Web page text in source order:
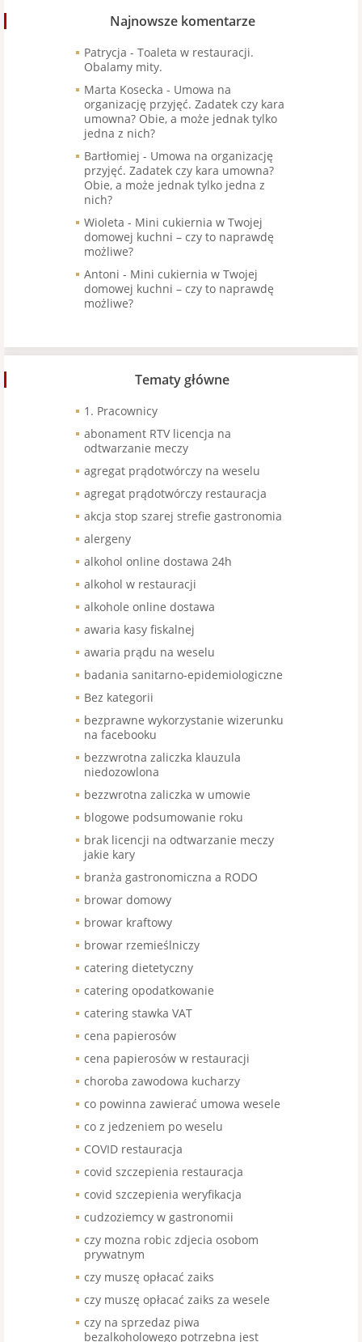
Najnowsze komentarze
Patrycja - Toaleta w restauracji.
Obalamy mity.
Marta Kosecka - Umowa na
organizację przyjęć. Zadatek czy kara
umowna? Obie, a może jednak tylko
jedna z nich?
Bartłomiej - Umowa na organizację
przyjęć. Zadatek czy kara umowna?
Obie, a może jednak tylko jedna z
nich?
Wioleta - Mini cukiernia w Twojej
domowej kuchni – czy to naprawdę
możliwe?
Antoni - Mini cukiernia w Twojej
domowej kuchni – czy to naprawdę
możliwe?
Tematy główne
1. Pracownicy
abonament RTV licencja na
odtwarzanie meczy
agregat prądotwórczy na weselu
agregat prądotwórczy restauracja
akcja stop szarej strefie gastronomia
alergeny
alkohol online dostawa 24h
alkohol w restauracji
alkohole online dostawa
awaria kasy fiskalnej
awaria prądu na weselu
badania sanitarno-epidemiologiczne
Bez kategorii
bezprawne wykorzystanie wizerunku
na facebooku
bezzwrotna zaliczka klauzula
niedozowlona
bezzwrotna zaliczka w umowie
blogowe podsumowanie roku
brak licencji na odtwarzanie meczy
jakie kary
branża gastronomiczna a RODO
browar domowy
browar kraftowy
browar rzemieślniczy
catering dietetyczny
catering opodatkowanie
catering stawka VAT
cena papierosów
cena papierosów w restauracji
choroba zawodowa kucharzy
co powinna zawierać umowa wesele
co z jedzeniem po weselu
COVID restauracja
covid szczepienia restauracja
covid szczepienia weryfikacja
cudzoziemcy w gastronomii
czy mozna robic zdjecia osobom
prywatnym
czy muszę opłacać zaiks
czy muszę opłacać zaiks za wesele
czy na sprzedaz piwa
bezalkoholowego potrzebna jest